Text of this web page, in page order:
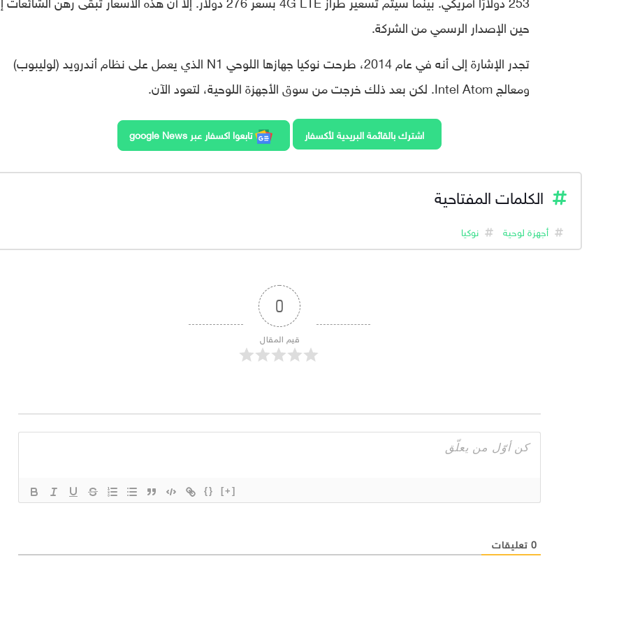
حين الإصدار الرسمي من الشركة.
تجدر الإشارة إلى أنه في عام 2014، طرحت نوكيا جهازها اللوحي N1 الذي يعمل على نظام أندرويد (لوليبوب)
ومعالج Intel Atom. لكن بعد ذلك خرجت من سوق الأجهزة اللوحية، لتعود الآن.
اشترك بالقائمة البريدية لأكسفار تابعوا اكسفار عبر google News
الكلمات المفتاحية
أجهزة لوحية نوكيا
0
قيم المقال
{} [+]
0 تعليقات